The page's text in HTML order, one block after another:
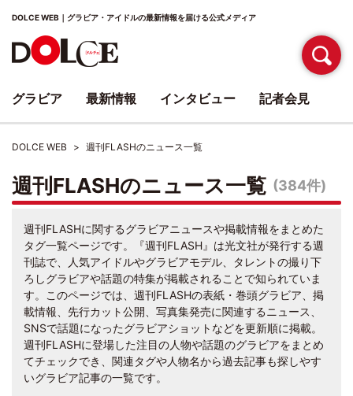
DOLCE WEB｜グラビア・アイドルの最新情報を届ける公式メディア
DOLCE WEB 週刊FLASHのニュース一覧
週刊FLASHのニュース一覧 (384件)
週刊FLASHに関するグラビアニュースや掲載情報をまとめた
タグ一覧ページです。『週刊FLASH』は光文社が発行する週
刊誌で、人気アイドルやグラビアモデル、タレントの撮り下
ろしグラビアや話題の特集が掲載されることで知られていま
す。このページでは、週刊FLASHの表紙・巻頭グラビア、掲
載情報、先行カット公開、写真集発売に関連するニュース、
SNSで話題になったグラビアショットなどを更新順に掲載。
週刊FLASHに登場した注目の人物や話題のグラビアをまとめ
てチェックでき、関連タグや人物名から過去記事も探しやす
いグラビア記事の一覧です。
グラビア 最新情報 インタビュー 記者会見